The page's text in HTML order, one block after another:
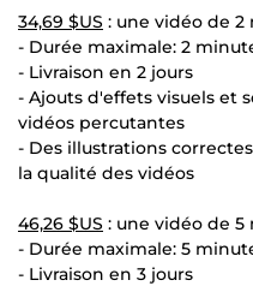
34,69 $US : une vidéo de 2
- Durée maximale: 2
- Livraison en 2 jours
- Ajouts d'effets visuels et
vidéos percutantes
- Des illustrations
la qualité des vidéos
46,26 $US : une vidéo de 5
- Durée maximale: 5
- Livraison en 3 jours